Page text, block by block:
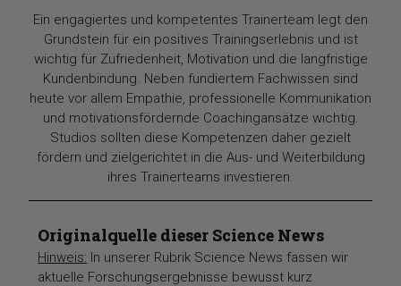
Ein engagiertes und kompetentes Trainerteam legt den
Grundstein für ein positives Trainingserlebnis und ist
wichtig für Zufriedenheit, Motivation und die langfristige
Kundenbindung. Neben fundiertem Fachwissen sind
heute vor allem Empathie, professionelle Kommunikation
und motivationsfördernde Coachingansätze wichtig.
Studios sollten diese Kompetenzen daher gezielt
fördern und zielgerichtet in die Aus- und Weiterbildung
ihres Trainerteams investieren.
Originalquelle dieser Science News
Hinweis: In unserer Rubrik Science News fassen wir
aktuelle Forschungsergebnisse bewusst kurz